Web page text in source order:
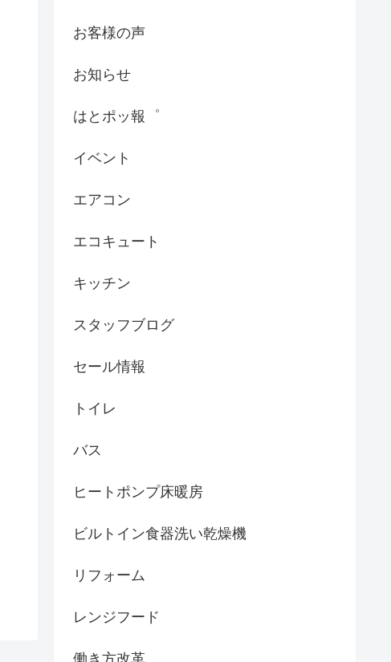
お客様の声
お知らせ
はとポッ報゜
イベント
エアコン
エコキュート
キッチン
スタッフブログ
セール情報
トイレ
バス
ヒートポンプ床暖房
ビルトイン食器洗い乾燥機
リフォーム
レンジフード
働き方改革